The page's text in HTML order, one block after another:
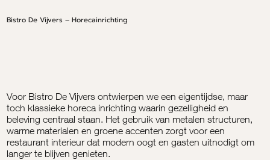
Bistro De Vijvers – Horecainrichting
Voor Bistro De Vijvers ontwierpen we een eigentijdse, maar
toch klassieke horeca inrichting waarin gezelligheid en
beleving centraal staan. Het gebruik van metalen structuren,
warme materialen en groene accenten zorgt voor een
restaurant interieur dat modern oogt en gasten uitnodigt om
langer te blijven genieten.